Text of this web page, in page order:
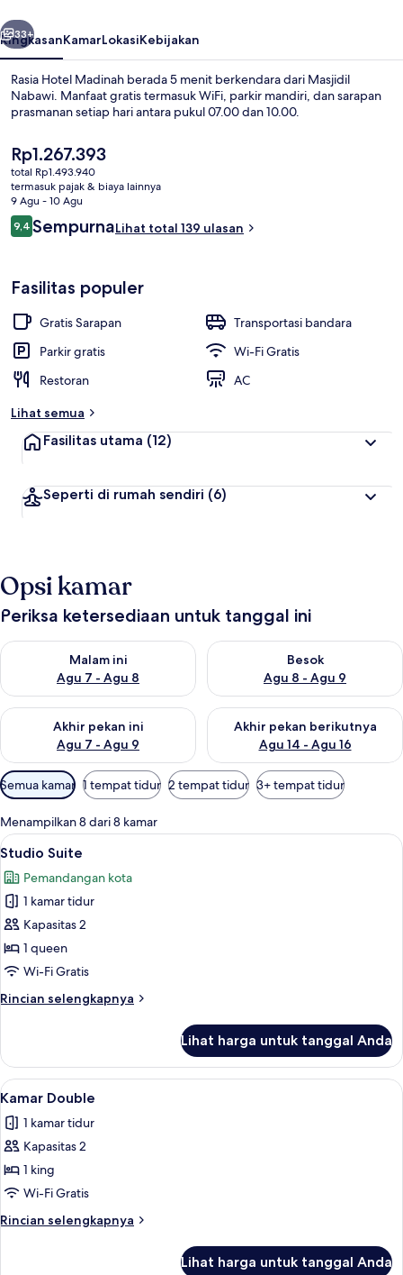
Suite, 2 kamar tidur | Brankas,
Berikutnya
33+
RingkasanKamarLokasiKebijakan
Rasia Hotel Madinah berada 5 menit berkendara dari Masjidil
Nabawi. Manfaat gratis termasuk WiFi, parkir mandiri, dan sarapan
prasmanan setiap hari antara pukul 07.00 dan 10.00.
Harga
saat
ini
Rp1.267.393
Rp1.267.393
total Rp1.493.940
termasuk pajak & biaya lainnya
9 Agu - 10 Agu
Ulasan
9,49,4 dari 10
SempurnaLihat total 139 ulasan
Fasilitas populer
Gratis Sarapan
Transportasi bandara
Parkir gratis
Wi-Fi Gratis
Restoran
AC
Lihat semua
Fasilitas utama (12)
Seperti di rumah sendiri (6)
Opsi kamar
Periksa ketersediaan untuk tanggal ini
Malam ini
Agu 7 - Agu 8
Periksa ketersediaan untuk malam ini Agu 7 - Agu 8
Besok
Agu 8 - Agu 9
Periksa ketersediaan untuk
Akhir pekan ini
Agu 7 - Agu 9
Periksa ketersediaan untuk akhir pekan ini Agu 7 - Agu 9
Akhir pekan berikutnya
Agu 14 - Agu 16
Periksa ketersediaan untuk
Filter
tersedia
untuk
kamar
Semua kamar 1 tempat tidur 2 tempat tidur 3+ tempat tidur
Menampilkan 8 dari 8 kamar
Lihat
semua
foto
untuk
Studio
Suite
Studio Suite | Brankas, ruang kerja
4
Studio Suite
Pemandangan kota
1 kamar tidur
Kapasitas 2
1 queen
Wi-Fi Gratis
Rincian selengkapnya
Rincian
Studio
Suite
Lihat harga untuk tanggal Anda
Lihat
semua
foto
untuk
Kamar
Double
Kamar Double | Brankas, ruang
4
Kamar Double
1 kamar tidur
Kapasitas 2
1 king
Wi-Fi Gratis
Rincian selengkapnya
Rincian
Lihat harga untuk tanggal Anda